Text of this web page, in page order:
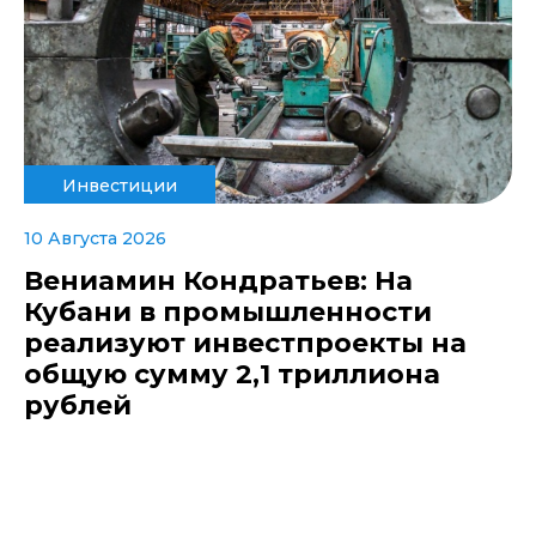
Инвестиции
10 Августа 2026
Вениамин Кондратьев: На
Кубани в промышленности
реализуют инвестпроекты на
общую сумму 2,1 триллиона
рублей